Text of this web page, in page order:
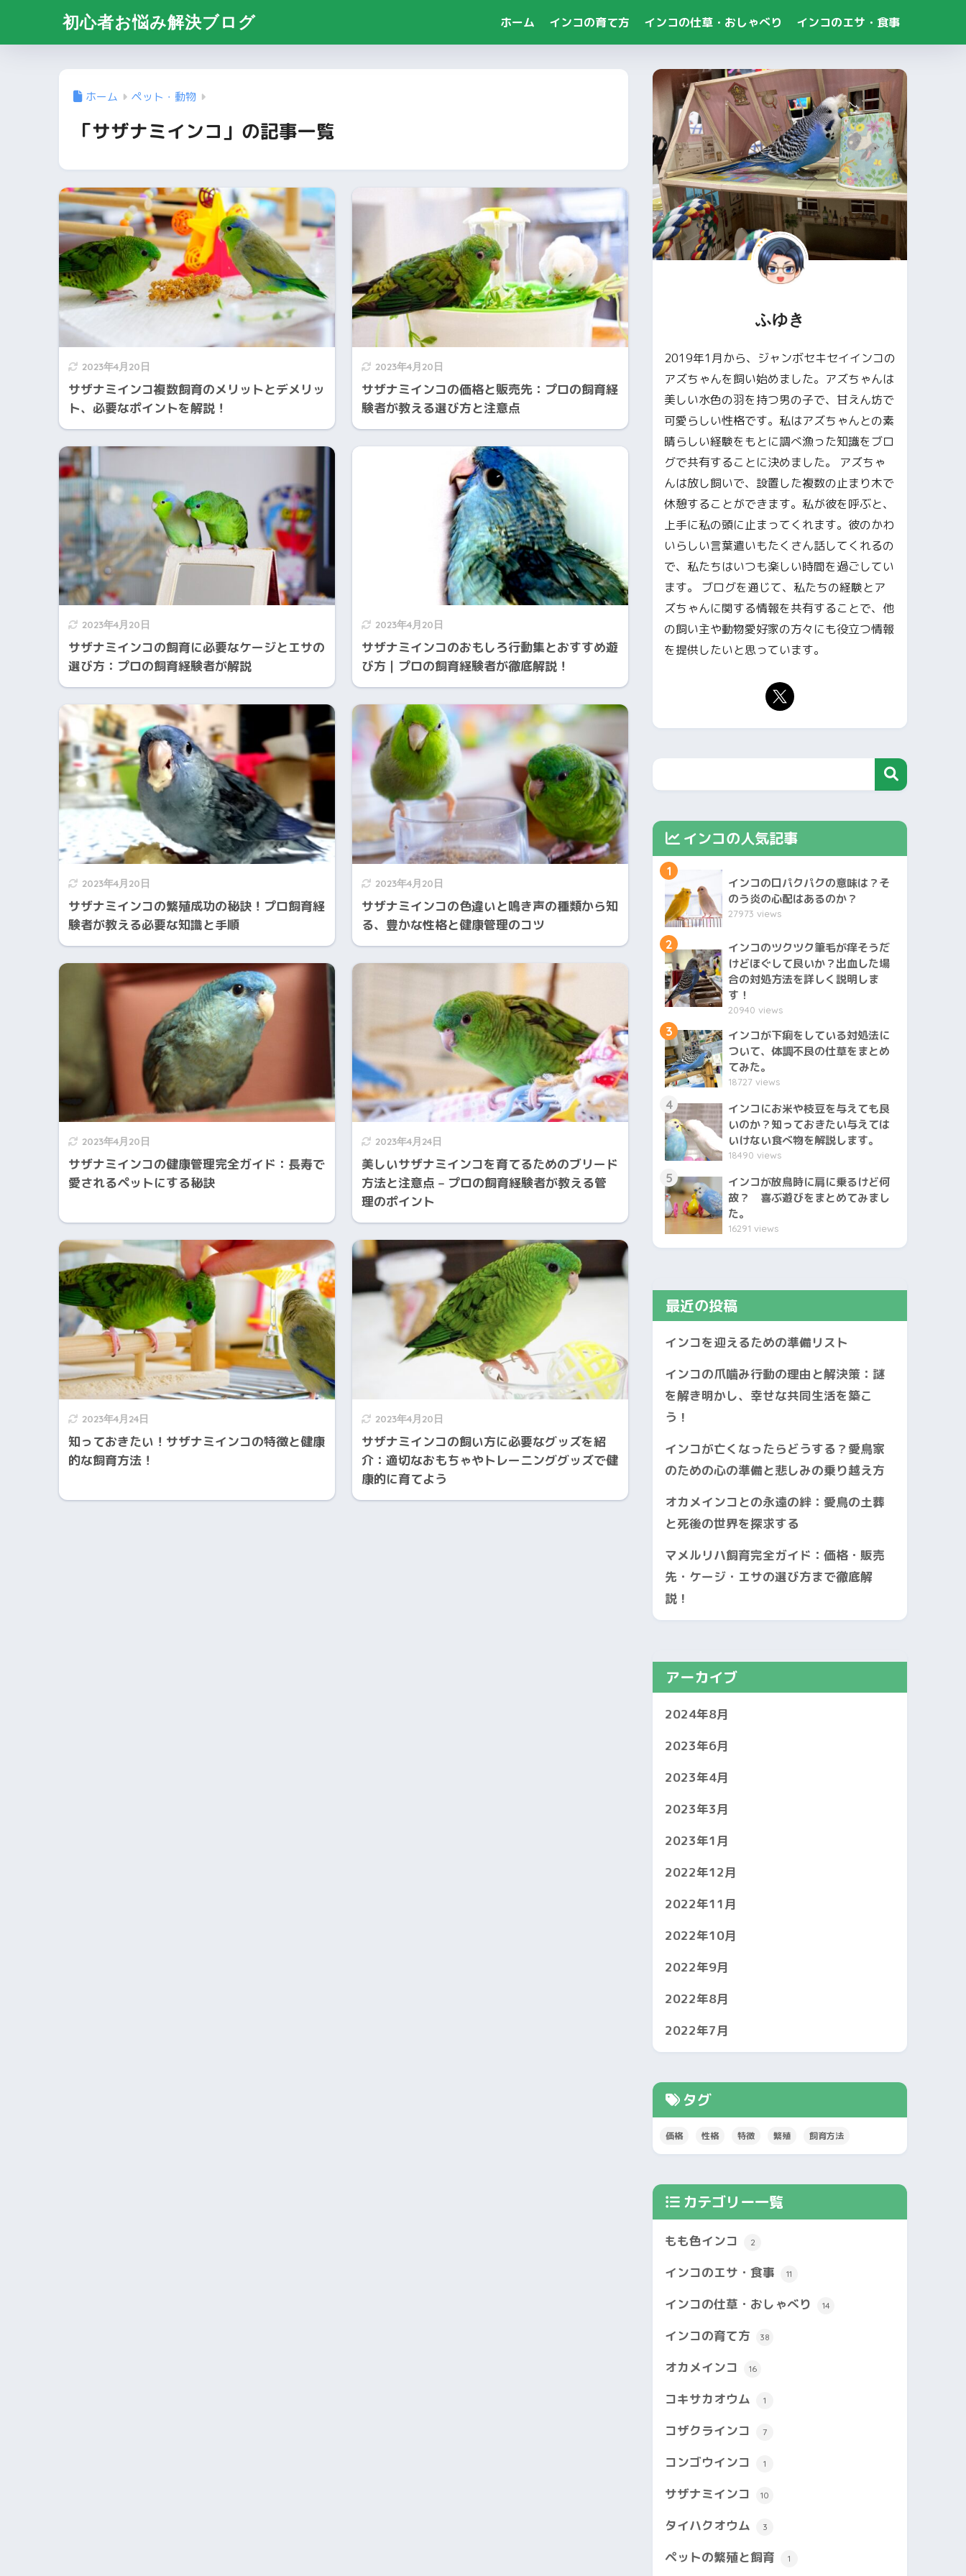
初心者お悩み解決ブログ ホーム インコの育て方 インコの仕草・おしゃべり インコのエサ・食事
ホーム ペット・動物
「サザナミインコ」の記事一覧
2023年4月20日
サザナミインコ複数飼育のメリットとデメリッ
ト、必要なポイントを解説！
2023年4月20日
サザナミインコの価格と販売先：プロの飼育経
験者が教える選び方と注意点
2023年4月20日
サザナミインコの飼育に必要なケージとエサの
選び方：プロの飼育経験者が解説
2023年4月20日
サザナミインコのおもしろ行動集とおすすめ遊
び方｜プロの飼育経験者が徹底解説！
2023年4月20日
サザナミインコの繁殖成功の秘訣！プロ飼育経
験者が教える必要な知識と手順
2023年4月20日
サザナミインコの色違いと鳴き声の種類から知
る、豊かな性格と健康管理のコツ
2023年4月20日
サザナミインコの健康管理完全ガイド：長寿で
愛されるペットにする秘訣
2023年4月24日
美しいサザナミインコを育てるためのブリード
方法と注意点 – プロの飼育経験者が教える管
理のポイント
2023年4月24日
知っておきたい！サザナミインコの特徴と健康
的な飼育方法！
2023年4月20日
サザナミインコの飼い方に必要なグッズを紹
介：適切なおもちゃやトレーニンググッズで健
康的に育てよう
ふゆき
2019年1月から、ジャンボセキセイインコの
アズちゃんを飼い始めました。アズちゃんは
美しい水色の羽を持つ男の子で、甘えん坊で
可愛らしい性格です。私はアズちゃんとの素
晴らしい経験をもとに調べ漁った知識をブロ
グで共有することに決めました。 アズちゃ
んは放し飼いで、設置した複数の止まり木で
休憩することができます。私が彼を呼ぶと、
上手に私の頭に止まってくれます。彼のかわ
いらしい言葉遣いもたくさん話してくれるの
で、私たちはいつも楽しい時間を過ごしてい
ます。 ブログを通じて、私たちの経験とア
ズちゃんに関する情報を共有することで、他
の飼い主や動物愛好家の方々にも役立つ情報
を提供したいと思っています。
インコの人気記事
1
インコの口パクパクの意味は？そ
のう炎の心配はあるのか？
27973 views
2
インコのツクツク筆毛が痒そうだ
けどほぐして良いか？出血した場
合の対処方法を詳しく説明しま
す！
20940 views
3
インコが下痢をしている対処法に
ついて、体調不良の仕草をまとめ
てみた。
18727 views
4
インコにお米や枝豆を与えても良
いのか？知っておきたい与えては
いけない食べ物を解説します。
18490 views
5
インコが放鳥時に肩に乗るけど何
故？ 喜ぶ遊びをまとめてみまし
た。
16291 views
最近の投稿
インコを迎えるための準備リスト
インコの爪噛み行動の理由と解決策：謎
を解き明かし、幸せな共同生活を築こ
う！
インコが亡くなったらどうする？愛鳥家
のための心の準備と悲しみの乗り越え方
オカメインコとの永遠の絆：愛鳥の土葬
と死後の世界を探求する
マメルリハ飼育完全ガイド：価格・販売
先・ケージ・エサの選び方まで徹底解
説！
アーカイブ
2024年8月
2023年6月
2023年4月
2023年3月
2023年1月
2022年12月
2022年11月
2022年10月
2022年9月
2022年8月
2022年7月
タグ
価格 性格 特徴 繁殖 飼育方法
カテゴリー一覧
もも色インコ 2
インコのエサ・食事 11
インコの仕草・おしゃべり 14
インコの育て方 38
オカメインコ 16
コキサカオウム 1
コザクラインコ 7
コンゴウインコ 1
サザナミインコ 10
タイハクオウム 3
ペットの繁殖と飼育 1